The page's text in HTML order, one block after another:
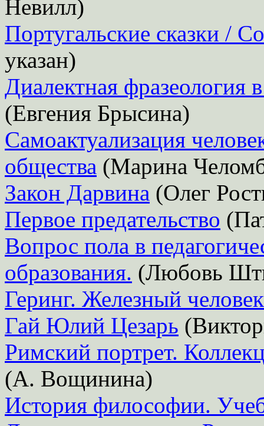
Невилл)
Португальские сказки /
указан)
Диалектная фразеология
(Евгения Брысина)
Самоактуализация
общества (Марина
Закон Дарвина (Олег
Первое предательство
Вопрос пола в
образования. (Любовь
Геринг. Железный человек
Гай Юлий Цезарь
Римский портрет.
(А. Вощинина)
История философии.